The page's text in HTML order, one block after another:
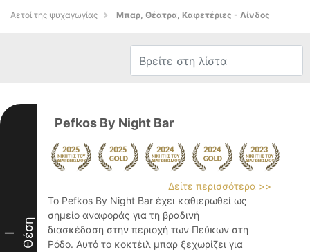
Αετοί της ψυχαγωγίας Μπαρ, Θέατρα, Καφετέριες - Λίνδος
I Θέση
Pefkos By Night Bar
Δείτε περισσότερα >>
Το Pefkos By Night Bar έχει καθιερωθεί ως
σημείο αναφοράς για τη βραδινή
διασκέδαση στην περιοχή των Πεύκων στη
Ρόδο. Αυτό το κοκτέιλ μπαρ ξεχωρίζει για